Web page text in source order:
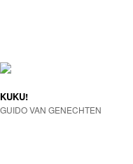
KUKU!
GUIDO VAN GENECHTEN